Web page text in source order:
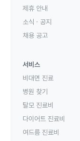
제휴 안내
소식 · 공지
채용 공고
서비스
비대면 진료
병원 찾기
탈모 진료비
다이어트 진료비
여드름 진료비